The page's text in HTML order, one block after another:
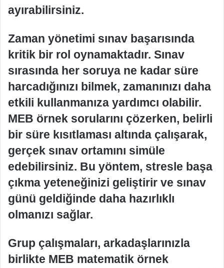
ayırabilirsiniz.
Zaman yönetimi sınav başarısında
kritik bir rol oynamaktadır. Sınav
sırasında her soruya ne kadar süre
harcadığınızı bilmek, zamanınızı daha
etkili kullanmanıza yardımcı olabilir.
MEB örnek sorularını çözerken, belirli
bir süre kısıtlaması altında çalışarak,
gerçek sınav ortamını simüle
edebilirsiniz. Bu yöntem, stresle başa
çıkma yeteneğinizi geliştirir ve sınav
günü geldiğinde daha hazırlıklı
olmanızı sağlar.
Grup çalışmaları, arkadaşlarınızla
birlikte MEB matematik örnek